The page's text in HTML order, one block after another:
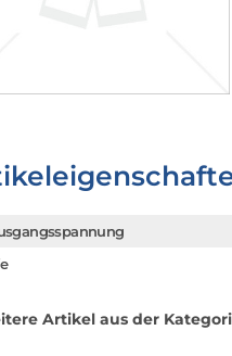
Artikel aus der